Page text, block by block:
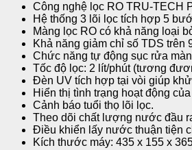
Công nghệ lọc RO TRU-TECH
Hệ thống 3 lõi lọc tích hợp 5
Màng lọc RO có khả năng loại
Khả năng giảm chỉ số TDS trên
Chức năng tự động sục rửa
Tốc độ lọc: 2 lít/phút (tương
Đèn UV tích hợp tại vòi giúp
Hiển thị tình trạng hoạt động của
Cảnh báo tuổi thọ lõi lọc.
Theo dõi chất lượng nước đầu
Điều khiển lấy nước thuận tiện
Kích thước máy: 435 x 155 x